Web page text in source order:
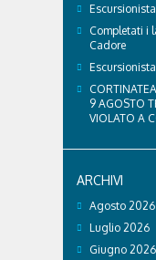
Completati i
Cadore
9 AGOSTO
VIOLATO A
ARCHIVI
Agosto 2026
Luglio 2026
Giugno 2026